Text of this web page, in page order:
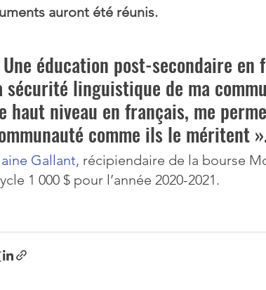
auront été réunis.
Une éducation post-secondaire
sécurité linguistique de ma
haut niveau en français, me
comme ils le méritent
Gallant, récipiendaire de la bourse
1 000 $ pour l’année 2020-2021.